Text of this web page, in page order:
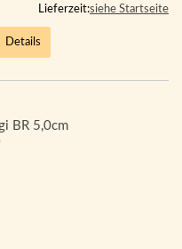
Lieferzeit:siehe Startseite
Details